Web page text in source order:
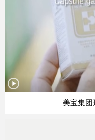
美宝集团